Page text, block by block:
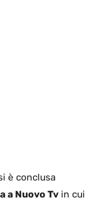
è conclusa
a Nuovo Tv in cui